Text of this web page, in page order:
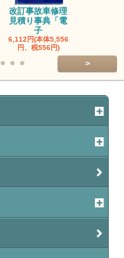
改訂事故車修理
見積り事典「電
子
6,112円(本体5,556
円、税556円)
>